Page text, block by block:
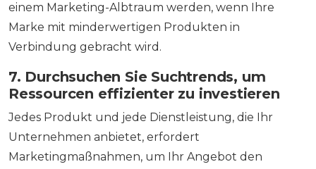
einem Marketing-Albtraum werden, wenn Ihre
Marke mit minderwertigen Produkten in
Verbindung gebracht wird.
7. Durchsuchen Sie Suchtrends, um
Ressourcen effizienter zu investieren
Jedes Produkt und jede Dienstleistung, die Ihr
Unternehmen anbietet, erfordert
Marketingmaßnahmen, um Ihr Angebot den